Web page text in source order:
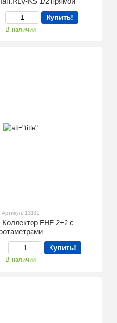
Купить!
В наличии
Артикул: 13131
Коллектор FHF 2+2 с
ротаметрами
Купить!
В наличии